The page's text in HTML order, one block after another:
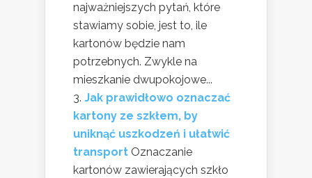
najważniejszych pytań, które
stawiamy sobie, jest to, ile
kartonów będzie nam
potrzebnych. Zwykle na
mieszkanie dwupokojowe...
Jak prawidłowo oznaczać
kartony ze szkłem, by
uniknąć uszkodzeń i ułatwić
transport Oznaczanie
kartonów zawierających szkło